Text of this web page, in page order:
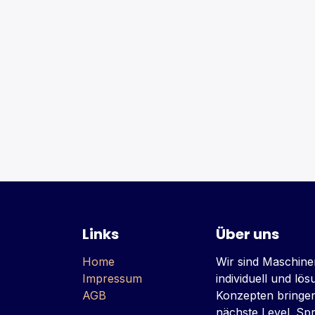
Links
Home
Impressum
AGB
Über uns
Wir sind
individuell und
Konzepten
nächste Level.